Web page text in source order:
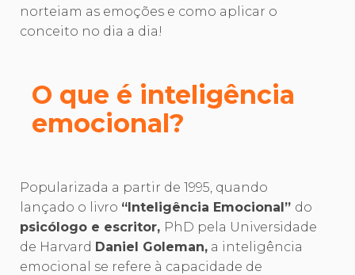
norteiam as emoções e como aplicar o
conceito no dia a dia!
O que é inteligência
emocional?
Popularizada a partir de 1995, quando
lançado o livro “Inteligência Emocional” do
psicólogo e escritor, PhD pela Universidade
de Harvard Daniel Goleman, a inteligência
emocional se refere à capacidade de